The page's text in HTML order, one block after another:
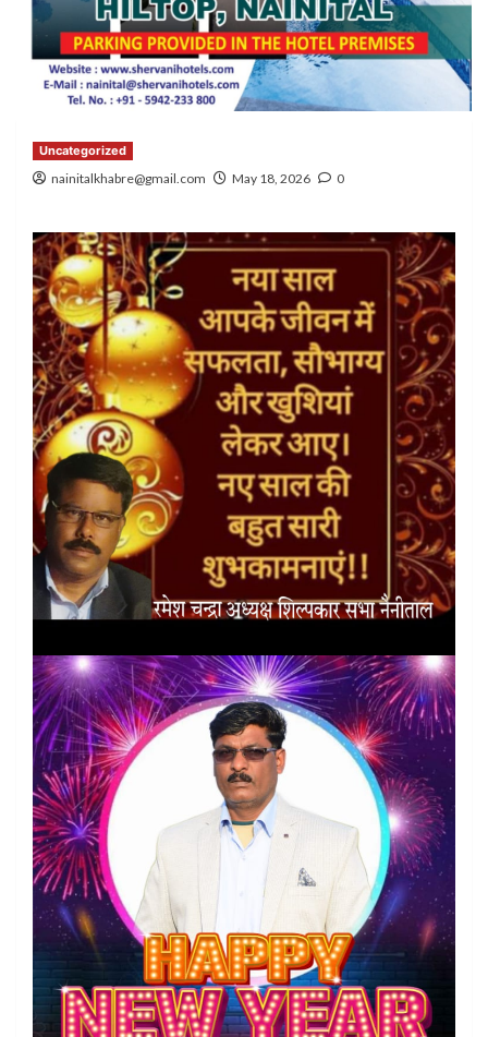
Uncategorized
nainitalkhabre@gmail.com May 18, 2026 0